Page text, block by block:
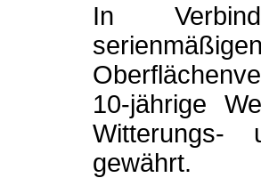
In
10-jährige
Witterungs-
gewährt.